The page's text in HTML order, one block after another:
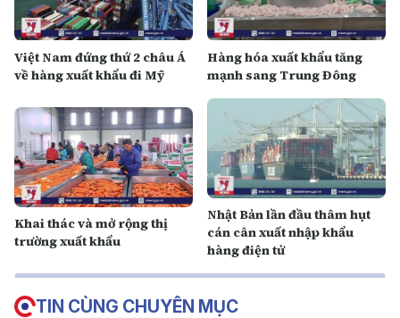
Việt Nam đứng thứ 2 châu Á
về hàng xuất khẩu đi Mỹ
Hàng hóa xuất khẩu tăng
mạnh sang Trung Đông
Khai thác và mở rộng thị
trường xuất khẩu
Nhật Bản lần đầu thâm hụt
cán cân xuất nhập khẩu
hàng điện tử
TIN CÙNG CHUYÊN MỤC